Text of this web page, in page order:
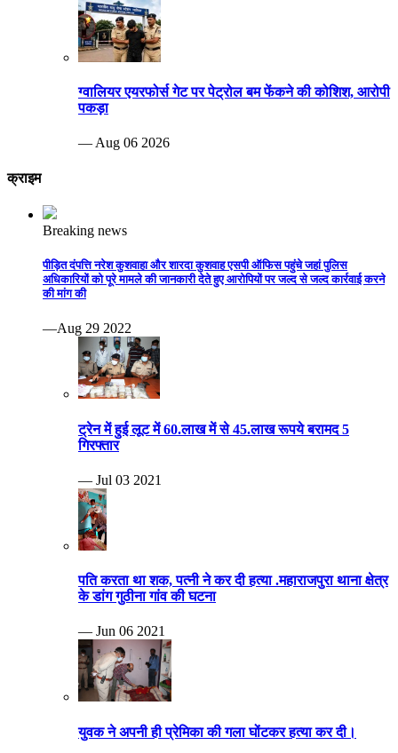
ग्वालियर एयरफोर्स गेट पर पेट्रोल बम फेंकने की कोशिश, आरोपी
पकड़ा
— Aug 06 2026
क्राइम
Breaking news
पीड़ित दंपत्ति नरेश कुशवाहा और शारदा कुशवाह एसपी ऑफिस पहुंचे जहां पुलिस
अधिकारियों को पूरे मामले की जानकारी देते हुए आरोपियों पर जल्द से जल्द कार्रवाई करने
की मांग की
—Aug 29 2022
ट्रेन में हुई लूट में 60.लाख में से 45.लाख रूपये बरामद 5
गिरफ्तार
— Jul 03 2021
पति करता था शक, पत्नी ने कर दी हत्या .महाराजपुरा थाना क्षेत्र
के डांग गुठीना गांव की घटना
— Jun 06 2021
युवक ने अपनी ही प्रेमिका की गला घोंटकर हत्या कर दी।